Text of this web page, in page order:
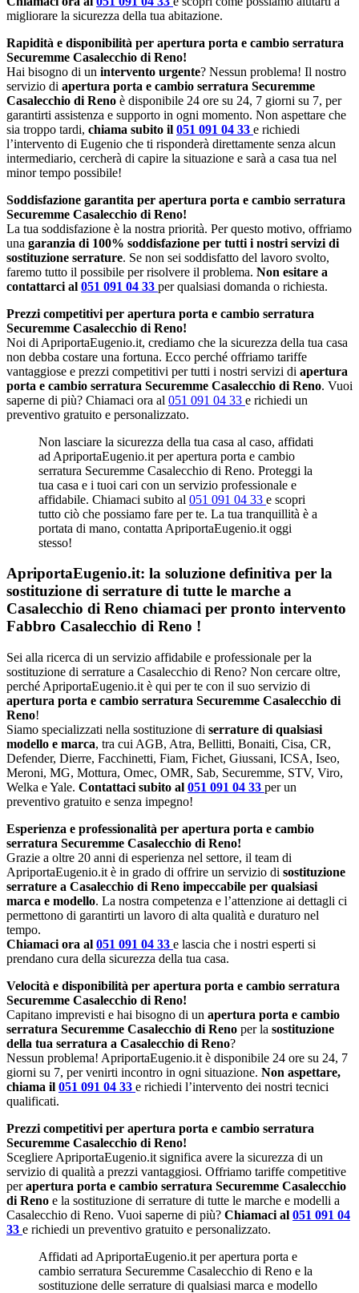
migliorare la sicurezza della tua abitazione.
Rapidità e disponibilità per apertura porta e cambio serratura
Securemme Casalecchio di Reno!
Hai bisogno di un intervento urgente? Nessun problema! Il nostro
servizio di apertura porta e cambio serratura Securemme
Casalecchio di Reno è disponibile 24 ore su 24, 7 giorni su 7, per
garantirti assistenza e supporto in ogni momento. Non aspettare che
sia troppo tardi, chiama subito il 051 091 04 33 e richiedi
l’intervento di Eugenio che ti risponderà direttamente senza alcun
intermediario, cercherà di capire la situazione e sarà a casa tua nel
minor tempo possibile!
Soddisfazione garantita per apertura porta e cambio serratura
Securemme Casalecchio di Reno!
La tua soddisfazione è la nostra priorità. Per questo motivo, offriamo
una garanzia di 100% soddisfazione per tutti i nostri servizi di
sostituzione serrature. Se non sei soddisfatto del lavoro svolto,
faremo tutto il possibile per risolvere il problema. Non esitare a
contattarci al 051 091 04 33 per qualsiasi domanda o richiesta.
Prezzi competitivi per apertura porta e cambio serratura
Securemme Casalecchio di Reno!
Noi di ApriportaEugenio.it, crediamo che la sicurezza della tua casa
non debba costare una fortuna. Ecco perché offriamo tariffe
vantaggiose e prezzi competitivi per tutti i nostri servizi di apertura
porta e cambio serratura Securemme Casalecchio di Reno. Vuoi
saperne di più? Chiamaci ora al 051 091 04 33 e richiedi un
preventivo gratuito e personalizzato.
Non lasciare la sicurezza della tua casa al caso, affidati
ad ApriportaEugenio.it per apertura porta e cambio
serratura Securemme Casalecchio di Reno. Proteggi la
tua casa e i tuoi cari con un servizio professionale e
affidabile. Chiamaci subito al 051 091 04 33 e scopri
tutto ciò che possiamo fare per te. La tua tranquillità è a
portata di mano, contatta ApriportaEugenio.it oggi
stesso!
ApriportaEugenio.it: la soluzione definitiva per la
sostituzione di serrature di tutte le marche a
Casalecchio di Reno chiamaci per pronto intervento
Fabbro Casalecchio di Reno !
Sei alla ricerca di un servizio affidabile e professionale per la
sostituzione di serrature a Casalecchio di Reno? Non cercare oltre,
perché ApriportaEugenio.it è qui per te con il suo servizio di
apertura porta e cambio serratura Securemme Casalecchio di
Reno!
Siamo specializzati nella sostituzione di serrature di qualsiasi
modello e marca, tra cui AGB, Atra, Bellitti, Bonaiti, Cisa, CR,
Defender, Dierre, Facchinetti, Fiam, Fichet, Giussani, ICSA, Iseo,
Meroni, MG, Mottura, Omec, OMR, Sab, Securemme, STV, Viro,
Welka e Yale. Contattaci subito al 051 091 04 33 per un
preventivo gratuito e senza impegno!
Esperienza e professionalità per apertura porta e cambio
serratura Securemme Casalecchio di Reno!
Grazie a oltre 20 anni di esperienza nel settore, il team di
ApriportaEugenio.it è in grado di offrire un servizio di sostituzione
serrature a Casalecchio di Reno impeccabile per qualsiasi
marca e modello. La nostra competenza e l’attenzione ai dettagli ci
permettono di garantirti un lavoro di alta qualità e duraturo nel
tempo.
Chiamaci ora al 051 091 04 33 e lascia che i nostri esperti si
prendano cura della sicurezza della tua casa.
Velocità e disponibilità per apertura porta e cambio serratura
Securemme Casalecchio di Reno!
Capitano imprevisti e hai bisogno di un apertura porta e cambio
serratura Securemme Casalecchio di Reno per la sostituzione
della tua serratura a Casalecchio di Reno?
Nessun problema! ApriportaEugenio.it è disponibile 24 ore su 24, 7
giorni su 7, per venirti incontro in ogni situazione. Non aspettare,
chiama il 051 091 04 33 e richiedi l’intervento dei nostri tecnici
qualificati.
Prezzi competitivi per apertura porta e cambio serratura
Securemme Casalecchio di Reno!
Scegliere ApriportaEugenio.it significa avere la sicurezza di un
servizio di qualità a prezzi vantaggiosi. Offriamo tariffe competitive
perapertura porta e cambio serratura Securemme Casalecchio
di Reno e la sostituzione di serrature di tutte le marche e modelli a
Casalecchio di Reno. Vuoi saperne di più? Chiamaci al 051 091 04
33 e richiedi un preventivo gratuito e personalizzato.
Affidati ad ApriportaEugenio.it per apertura porta e
cambio serratura Securemme Casalecchio di Reno e la
sostituzione delle serrature di qualsiasi marca e modello